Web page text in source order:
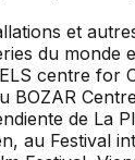
et
du monde
centre for
BOZAR
de La
au Festival